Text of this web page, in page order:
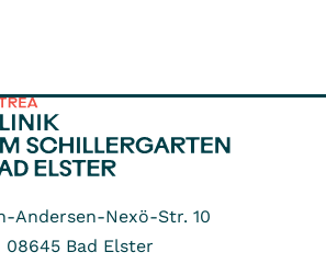
Andersen-Nexö-Str. 10
08645 Bad Elster